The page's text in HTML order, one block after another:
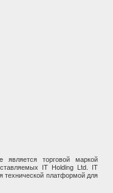
торговой маркой
IT Holding Ltd. IT
технической платформой для